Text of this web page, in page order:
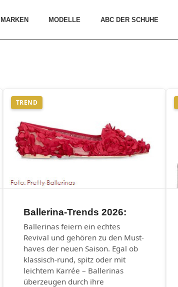
MARKEN MODELLE ABC DER SCHUHE
TREND
Ballerina-Trends 2026:
Ballerinas feiern ein echtes
Revival und gehören zu den Must-
haves der neuen Saison. Egal ob
klassisch-rund, spitz oder mit
leichtem Karrée – Ballerinas
überzeugen durch ihre